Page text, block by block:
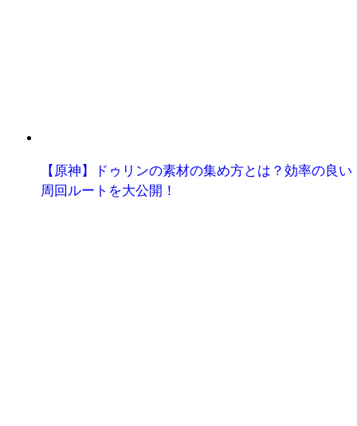
【原神】ドゥリンの素材の集め方とは？効率の良い
周回ルートを大公開！